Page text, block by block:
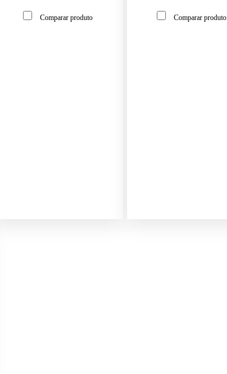
Comparar produto Comparar produto